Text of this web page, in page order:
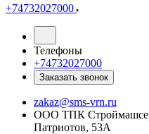
+74732027000
Телефоны
+74732027000
Заказать звонок
zakaz@sms-vrn.ru
ООО ТПК
Патриотов, 53А